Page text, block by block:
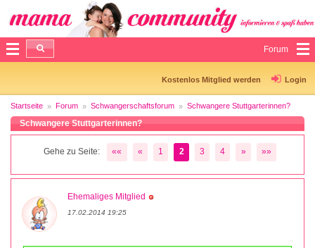
Forum
Kostenlos Mitglied werden Login
Startseite Forum Schwangerschaftsforum Schwangere Stuttgarterinnen?
Schwangere Stuttgarterinnen?
Gehe zu Seite: «« « 1 2 3 4 » »»
Ehemaliges Mitglied
17.02.2014 19:25